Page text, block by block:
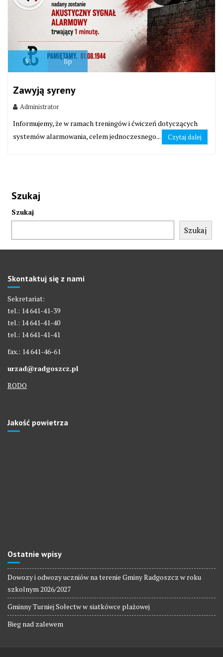
31 lip
Zawyją syreny
Administrator
Informujemy, że w ramach treningów i ćwiczeń dotyczących
systemów alarmowania, celem jednoczesnego...
Czytaj dalej
Szukaj
Szukaj
Szukaj
Skontaktuj się z nami
Sekretariat:
tel.: 14 641-41-39
tel.: 14 641-41-40
tel.: 14 641-41-41
fax.: 14 641-46-61
urzad@radgoszcz.pl
RODO
Jakość powietrza
Ostatnie wpisy
Dowozy i odwozy uczniów na terenie Gminy Radgoszcz w roku
szkolnym 2026/2027
Gminny Turniej Sołectw w siatkówce plażowej
Bieg nad zalewem